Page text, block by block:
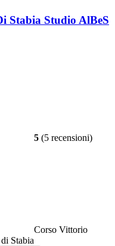
Stabia Studio AlBeS
5 (5 recensioni)
Corso Vittorio
Stabia